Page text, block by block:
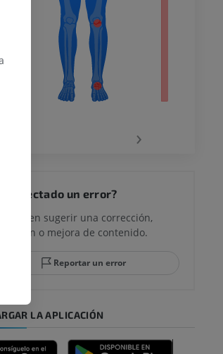
›
detectado un error?
dude en sugerir una corrección,
o mejora de contenido.
Reportar un error
LA APLICACIÓN